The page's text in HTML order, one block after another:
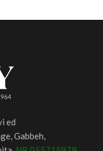
ed
Gabbeh,